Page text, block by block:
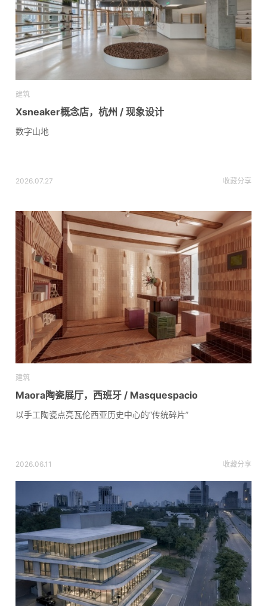
建筑
Xsneaker概念店，杭州 / 现象设计
数字山地
2026.07.27 收藏分享
建筑
Maora陶瓷展厅，西班牙 / Masquespacio
以手工陶瓷点亮瓦伦西亚历史中心的“传统碎片”
2026.06.11 收藏分享